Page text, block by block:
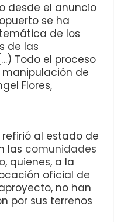
desde el anuncio
se ha
de los
de las
Todo el proceso
de
Flores,
al estado de
las comunidades
, quienes, a la
oficial de
no han
por sus terrenos